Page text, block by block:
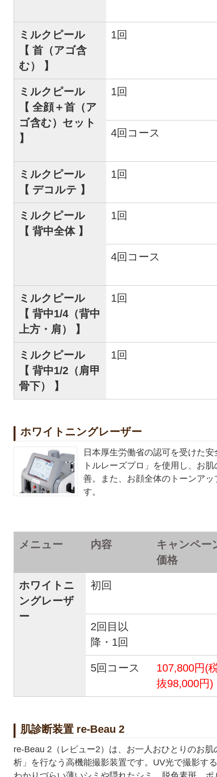
ミルクピール
【 首（アゴ含
む） 】
1回
ミルクピール
【 全顔＋首（ア
ゴ含む）セット
】
1回
4回コース
ミルクピール
【 デコルテ 】
1回
ミルクピール
【 背中全体 】
1回
4回コース
ミルクピール
【 背中1/4（背中
上方・肩） 】
1回
ミルクピール
【 背中1/2（肩甲
骨下） 】
1回
ホワイトニングレーザー
日本厚生労働省の認可を受けた
トルレーズプロ」を使用し、お
善。また、お顔全体のトーンア
す。
メニュー 内容
キャンペー
価格
ホワイトニ
ングレーザ
ー
初回
2回目以
降・1回
5回コース
107,800円(
抜98,000円)
肌診断装置 re-Beau 2
re-Beau 2（レビュー2）は、お一人おひとりのお
析」を行なう高機能撮影装置です。UV光で撮影す